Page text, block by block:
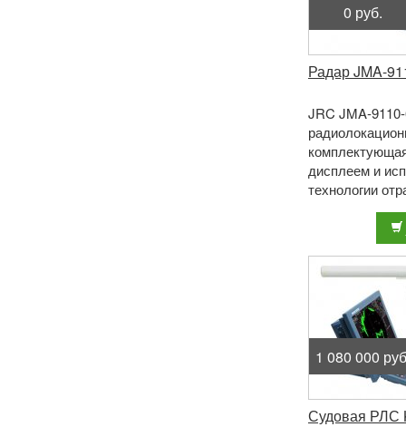
0 руб.
Радар JMA-
JRC JMA-
дисплеем и
технологии
надежность,
1 080 000
Судовая РЛС